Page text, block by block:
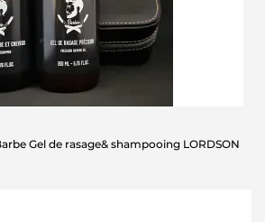
Gel de rasage& shampooing LORDSON